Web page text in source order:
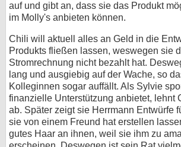
auf und gibt an, dass sie das Produkt
im Molly's anbieten können.
Chili will aktuell alles an Geld in die
Produkts fließen lassen, weswegen sie
Stromrechnung nicht bezahlt hat.
lang und ausgiebig auf der Wache, so
Kolleginnen sogar auffällt. Als Sylvie
finanzielle Unterstützung anbietet, lehnt
ab. Später zeigt sie Herrmann Entwürfe
sie von einem Freund hat erstellen
gutes Haar an ihnen, weil sie ihm zu